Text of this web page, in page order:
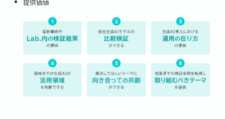
提供価値